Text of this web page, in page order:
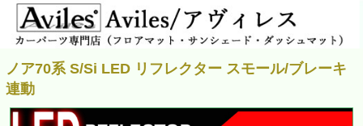
ノア70系 S/Si LED リフレクター スモール/ブレーキ
連動